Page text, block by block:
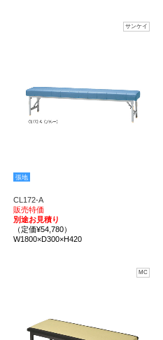
サンケイ
張地
CL172-A
販売特価
別途お見積り
（定価¥54,780）
W1800×D300×H420
MC